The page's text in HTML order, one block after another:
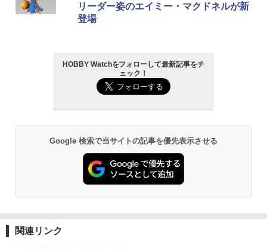
リーダー姿のエイミー・マクドネルが新
登場
HOBBY Watchをフォローして最新記事をチ
ェック！
Google 検索で当サイトの記事を優先表示させる
関連リンク